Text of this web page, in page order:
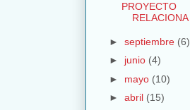
PROYECTO
RELACIONA
► septiembre (6)
► junio (4)
► mayo (10)
► abril (15)